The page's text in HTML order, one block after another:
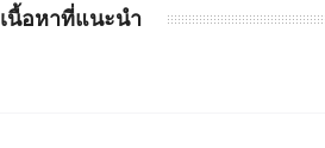
เนื้อหาที่แนะนำ